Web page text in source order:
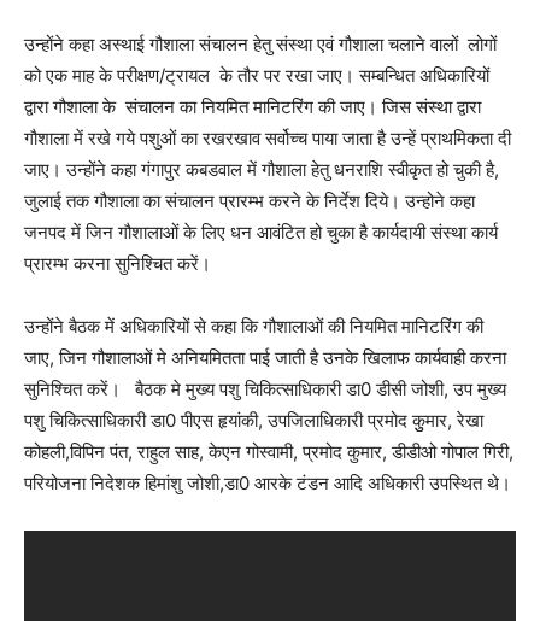
उन्होंने कहा अस्थाई गौशाला संचालन हेतु संस्था एवं गौशाला चलाने वालों लोगों
को एक माह के परीक्षण/ट्रायल के तौर पर रखा जाए। सम्बन्धित अधिकारियों
द्वारा गौशाला के संचालन का नियमित मानिटरिंग की जाए। जिस संस्था द्वारा
गौशाला में रखे गये पशुओं का रखरखाव सर्वोच्च पाया जाता है उन्हें प्राथमिकता दी
जाए। उन्होंने कहा गंगापुर कबडवाल में गौशाला हेतु धनराशि स्वीकृत हो चुकी है,
जुलाई तक गौशाला का संचालन प्रारम्भ करने के निर्देश दिये। उन्होने कहा
जनपद में जिन गौशालाओं के लिए धन आवंटित हो चुका है कार्यदायी संस्था कार्य
प्रारम्भ करना सुनिश्चित करें।
उन्होंने बैठक में अधिकारियों से कहा कि गौशालाओं की नियमित मानिटरिंग की
जाए, जिन गौशालाओं मे अनियमितता पाई जाती है उनके खिलाफ कार्यवाही करना
सुनिश्चित करें। बैठक मे मुख्य पशु चिकित्साधिकारी डा0 डीसी जोशी, उप मुख्य
पशु चिकित्साधिकारी डा0 पीएस हृयांकी, उपजिलाधिकारी प्रमोद कुुमार, रेखा
कोहली,विपिन पंत, राहुल साह, केएन गोस्वामी, प्रमोद कुमार, डीडीओ गोपाल गिरी,
परियोजना निदेशक हिमांशु जोशी,डा0 आरके टंडन आदि अधिकारी उपस्थित थे।